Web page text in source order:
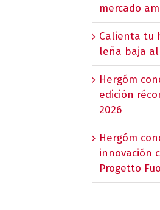
mercado
Calienta tu
leña baja al
Hergóm
edición
2026
Hergóm
innovación
Progetto